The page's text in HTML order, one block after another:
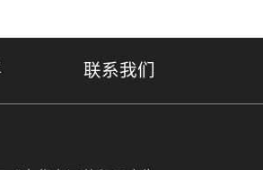
联系我们